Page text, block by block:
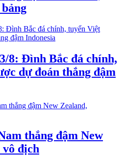
8: Đình Bắc đá chính,
dự đoán thắng đậm
thắng đậm New
vô địch